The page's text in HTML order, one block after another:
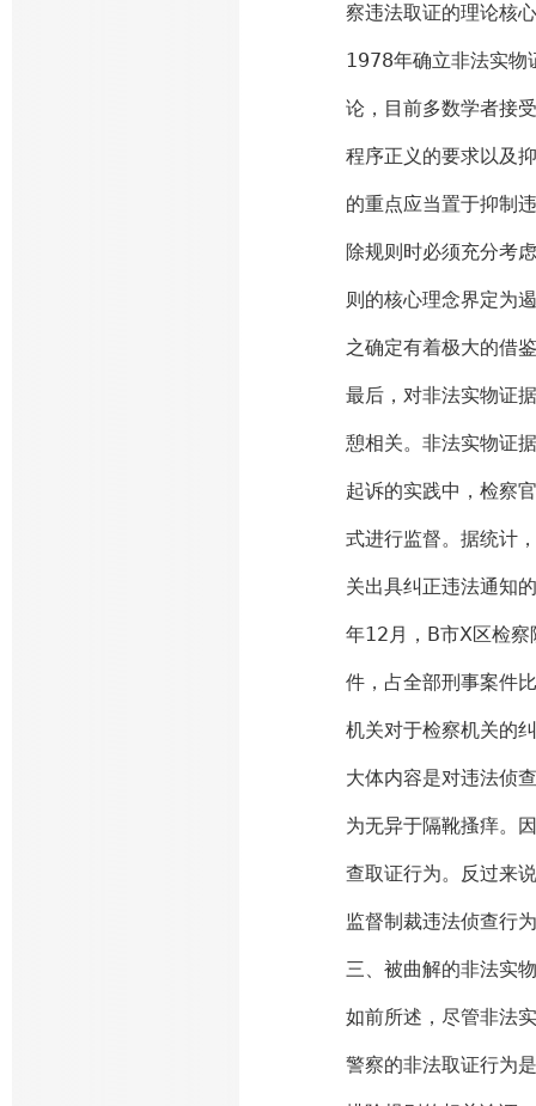
察违法取证的理论核
1978年确立非法实物
论，目前多数学者接
程序正义的要求以及
的重点应当置于抑制
除规则时必须充分考
则的核心理念界定为
之确定有着极大的借
最后，对非法实物证
憩相关。非法实物证
起诉的实践中，检察
式进行监督。据统计
关出具纠正违法通
年12月，B市X区检
件，占全部刑事案件
机关对于检察机关的
大体内容是对违法侦
为无异于隔靴搔痒。
查取证行为。反过来
监督制裁违法侦查行
三、被曲解的非法实
如前所述，尽管非法
警察的非法取证行为